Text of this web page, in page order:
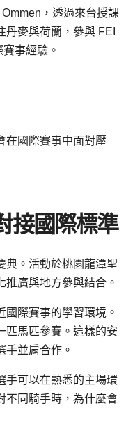
，透過來台授課
麥與荷蘭，參與 FEI
事經驗。
在國際賽事中面對壓
接國際標準
典。活動於桃園龍潭聖
廣與地方參與結合。
際賽事的學習環境。
匹馬匹參賽。這樣的安
並肩合作。
手可以在熟悉的主場環
不同騎手時，為什麼會